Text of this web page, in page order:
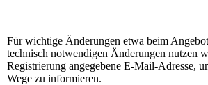
Für wichtige Änderungen etwa beim
technisch notwendigen Änderungen nutzen
Registrierung angegebene E-Mail-Adresse,
Wege zu informieren.